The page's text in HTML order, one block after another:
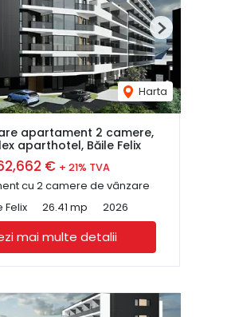
Harta
Next
apartament 2 camere,
aparthotel, Băile Felix
€ + 21% TVA
cu 2 camere de vânzare
Felix
26.41 mp 2026
mai multe detalii